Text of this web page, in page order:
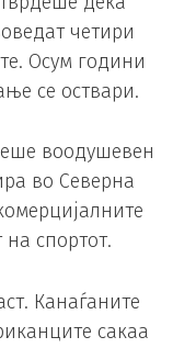
четири
Осум години
се оствари.
воодушевен
во Северна
спортот.
Канаѓаните
сакаа